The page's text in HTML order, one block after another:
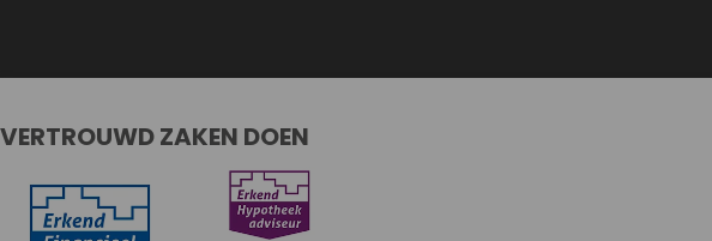
VERTROUWD ZAKEN DOEN